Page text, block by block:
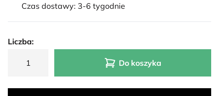
Czas dostawy: 3-6 tygodnie
Liczba:
Do koszyka